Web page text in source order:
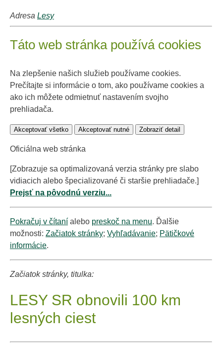
Adresa Lesy
Táto web stránka používá cookies
Na zlepšenie našich služieb používame cookies.
Prečítajte si informácie o tom, ako používame cookies a
ako ich môžete odmietnuť nastavením svojho
prehliadača.
Akceptovať všetko Akceptovať nutné Zobraziť detail
Oficiálna web stránka
[Zobrazuje sa optimalizovaná verzia stránky pre slabo
vidiacich alebo špecializované či staršie prehliadače.]
Prejsť na pôvodnú verziu...
Pokračuj v čítaní alebo preskoč na menu. Ďalšie
možnosti: Začiatok stránky; Vyhľadávanie; Pätičkové
informácie.
Začiatok stránky, titulka:
LESY SR obnovili 100 km
lesných ciest